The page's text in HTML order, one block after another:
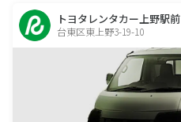
トヨタレンタカー上野駅前
台東区東上野3-19-10